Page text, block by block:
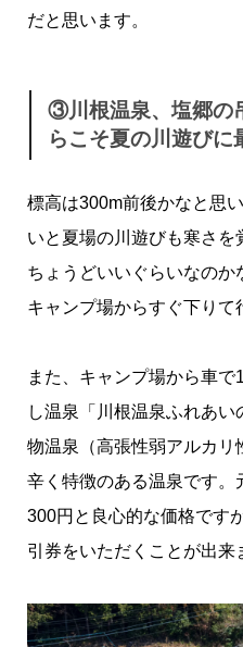
だと思います。
③川根温泉、塩郷の
らこそ夏の川遊びに
標高は300m前後かなと思
いと夏場の川遊びも寒さを
ちょうどいいぐらいなの
キャンプ場からすぐ下りて
また、キャンプ場から車
し温泉「川根温泉ふれあ
物温泉（高張性弱アルカリ
辛く特徴のある温泉です。
300円と良心的な価格です
引券をいただくことが出来